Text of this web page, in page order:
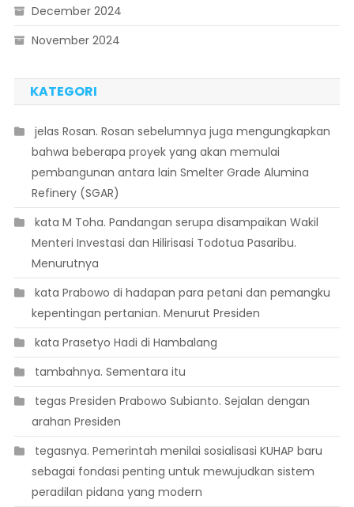
December 2024
November 2024
KATEGORI
 jelas Rosan. Rosan sebelumnya juga mengungkapkan
bahwa beberapa proyek yang akan memulai
pembangunan antara lain Smelter Grade Alumina
Refinery (SGAR)
 kata M Toha. Pandangan serupa disampaikan Wakil
Menteri Investasi dan Hilirisasi Todotua Pasaribu.
Menurutnya
 kata Prabowo di hadapan para petani dan pemangku
kepentingan pertanian. Menurut Presiden
 kata Prasetyo Hadi di Hambalang
 tambahnya. Sementara itu
 tegas Presiden Prabowo Subianto. Sejalan dengan
arahan Presiden
 tegasnya. Pemerintah menilai sosialisasi KUHAP baru
sebagai fondasi penting untuk mewujudkan sistem
peradilan pidana yang modern